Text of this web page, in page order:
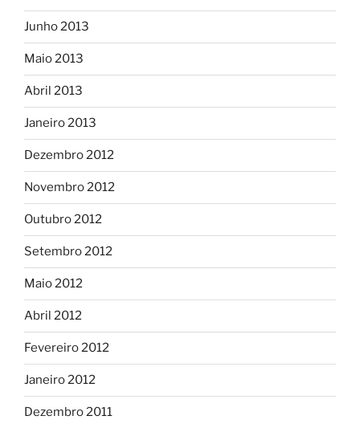
Junho 2013
Maio 2013
Abril 2013
Janeiro 2013
Dezembro 2012
Novembro 2012
Outubro 2012
Setembro 2012
Maio 2012
Abril 2012
Fevereiro 2012
Janeiro 2012
Dezembro 2011